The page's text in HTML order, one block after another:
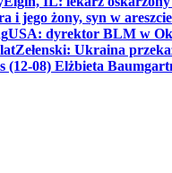
i jego żony, syn w areszcie
USA: dyrektor BLM w
Zełenski: Ukraina
(12-08) Elżbieta